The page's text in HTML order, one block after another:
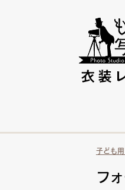
子ども
フ